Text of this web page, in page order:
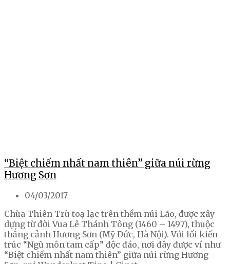
“Biệt chiếm nhất nam thiên” giữa núi rừng
Hương Sơn
04/03/2017
Chùa Thiên Trù toạ lạc trên thềm núi Lão, được xây
dựng từ đời Vua Lê Thánh Tông (1460 – 1497), thuộc
thắng cảnh Hương Sơn (Mỹ Đức, Hà Nội). Với lối kiến
trúc “Ngũ môn tam cấp” độc đáo, nơi đây được ví như
“Biệt chiếm nhất nam thiên” giữa núi rừng Hương